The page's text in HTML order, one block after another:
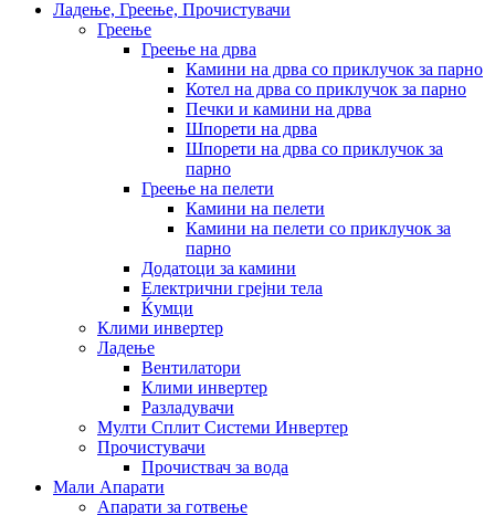
Ладење, Греење, Прочистувачи
Греење
Греење на дрва
Камини на дрва со приклучок за парно
Котел на дрва со приклучок за парно
Печки и камини на дрва
Шпорети на дрва
Шпорети на дрва со приклучок за
парно
Греење на пелети
Камини на пелети
Камини на пелети со приклучок за
парно
Додатоци за камини
Електрични грејни тела
Ќумци
Клими инвертер
Ладење
Вентилатори
Клими инвертер
Разладувачи
Мулти Сплит Системи Инвертер
Прочистувачи
Прочиствач за вода
Мали Апарати
Апарати за готвење